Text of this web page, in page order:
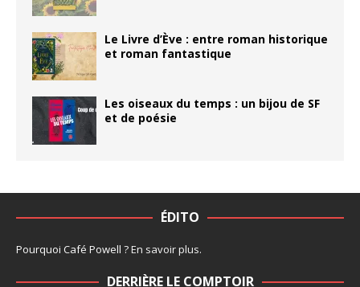
Le Livre d’Ève : entre roman historique
et roman fantastique
Les oiseaux du temps : un bijou de SF
et de poésie
ÉDITO
Pourquoi Café Powell ?En savoir plus.
DERRIÈRE LE COMPTOIR